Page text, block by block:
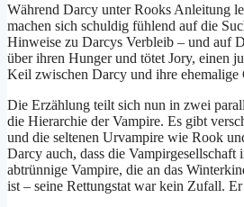
Während Darcy unter Rooks Anleitung
machen sich schuldig fühlend auf die
Hinweise zu Darcys Verbleib – und auf
über ihren Hunger und tötet Jory, einen
Keil zwischen Darcy und ihre ehemalige
Die Erzählung teilt sich nun in zwei
die Hierarchie der Vampire. Es gibt
und die seltenen Urvampire wie Rook
Darcy auch, dass die
abtrünnige Vampire, die an das
ist – seine Rettungstat war kein Zufall.